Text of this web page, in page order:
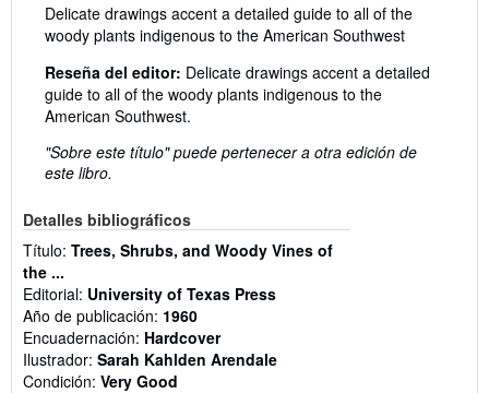
Delicate drawings accent a detailed guide to all of the
woody plants indigenous to the American Southwest
Reseña del editor: Delicate drawings accent a detailed
guide to all of the woody plants indigenous to the
American Southwest.
"Sobre este título" puede pertenecer a otra edición de
este libro.
Detalles bibliográficos
Título: Trees, Shrubs, and Woody Vines of
the ...
Editorial: University of Texas Press
Año de publicación: 1960
Encuadernación: Hardcover
Ilustrador: Sarah Kahlden Arendale
Condición: Very Good